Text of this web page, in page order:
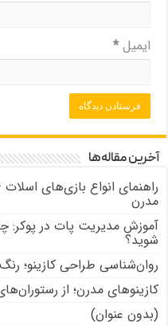
ایمیل*
آخرین مقاله‌ها
مدرن
آموزش مدیریت پات در پوکر:
شوید؟
روان‌شناسی طراحی کازینو؛
کازینوهای مدرن؛ از
(بدون عنوان)